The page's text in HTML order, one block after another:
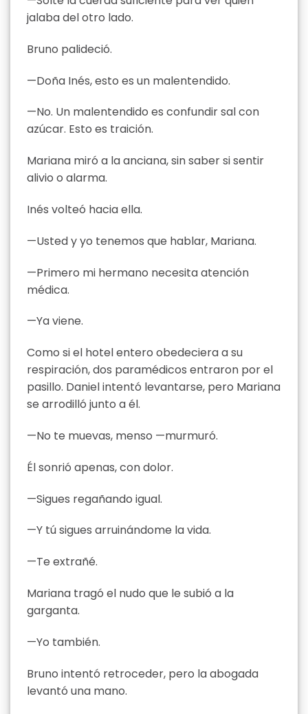
jalaba del otro lado.
Bruno palideció.
—Doña Inés, esto es un malentendido.
—No. Un malentendido es confundir sal con
azúcar. Esto es traición.
Mariana miró a la anciana, sin saber si sentir
alivio o alarma.
Inés volteó hacia ella.
—Usted y yo tenemos que hablar, Mariana.
—Primero mi hermano necesita atención
médica.
—Ya viene.
Como si el hotel entero obedeciera a su
respiración, dos paramédicos entraron por el
pasillo. Daniel intentó levantarse, pero Mariana
se arrodilló junto a él.
—No te muevas, menso —murmuró.
Él sonrió apenas, con dolor.
—Sigues regañando igual.
—Y tú sigues arruinándome la vida.
—Te extrañé.
Mariana tragó el nudo que le subió a la
garganta.
—Yo también.
Bruno intentó retroceder, pero la abogada
levantó una mano.